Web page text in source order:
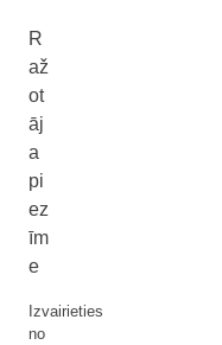
R
až
ot
āj
a
pi
ez
īm
e
Izvairieties
no